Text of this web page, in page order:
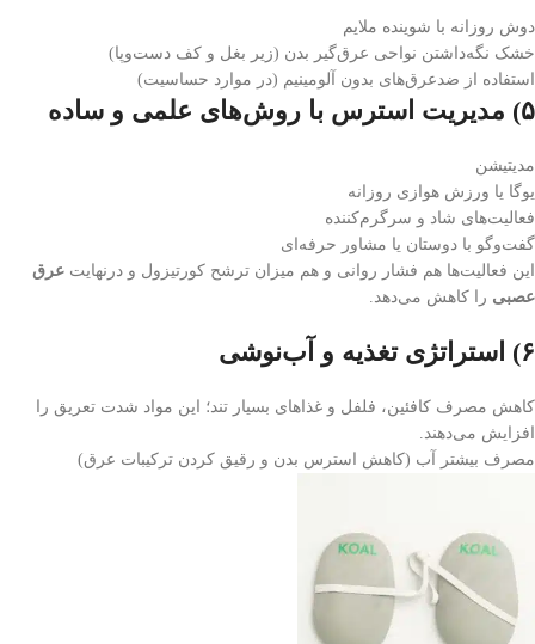
دوش روزانه با شوینده ملایم
خشک نگه‌داشتن نواحی عرق‌گیر بدن (زیر بغل و کف دست‌وپا)
استفاده از ضدعرق‌های بدون آلومینیم (در موارد حساسیت)
۵) مدیریت استرس با روش‌های علمی و ساده
مدیتیشن
یوگا یا ورزش هوازی روزانه
فعالیت‌های شاد و سرگرم‌کننده
گفت‌وگو با دوستان یا مشاور حرفه‌ای
این فعالیت‌ها هم فشار روانی و هم میزان ترشح کورتیزول و درنهایت عرق
عصبی را کاهش می‌دهد.
۶) استراتژی تغذیه و آب‌نوشی
کاهش مصرف کافئین، فلفل و غذاهای بسیار تند؛ این مواد شدت تعریق را
افزایش می‌دهند.
مصرف بیشتر آب (کاهش استرس بدن و رقیق کردن ترکیبات عرق)